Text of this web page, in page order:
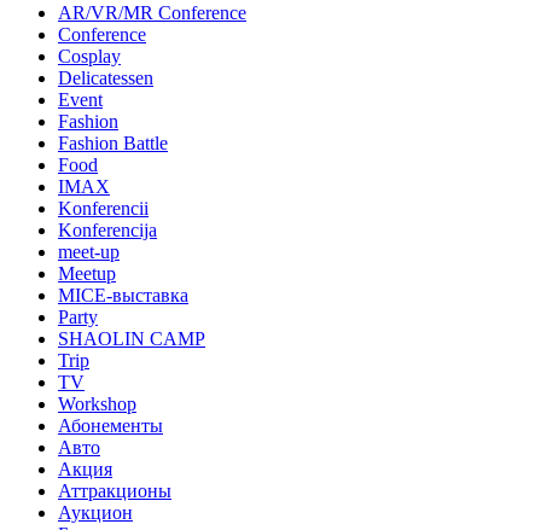
AR/VR/MR Conference
Conference
Cosplay
Delicatessen
Event
Fashion
Fashion Battle
Food
IMAX
Konferencii
Konferencija
meet-up
Meetup
MICE-выставка
Party
SHAOLIN CAMP
Trip
TV
Workshop
Абонементы
Авто
Акция
Аттракционы
Аукцион